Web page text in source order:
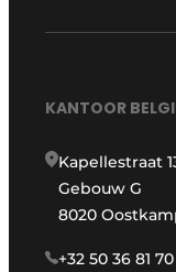
KANTOOR
Kapellestraat
Gebouw G
8020
+32 50 36 81 70